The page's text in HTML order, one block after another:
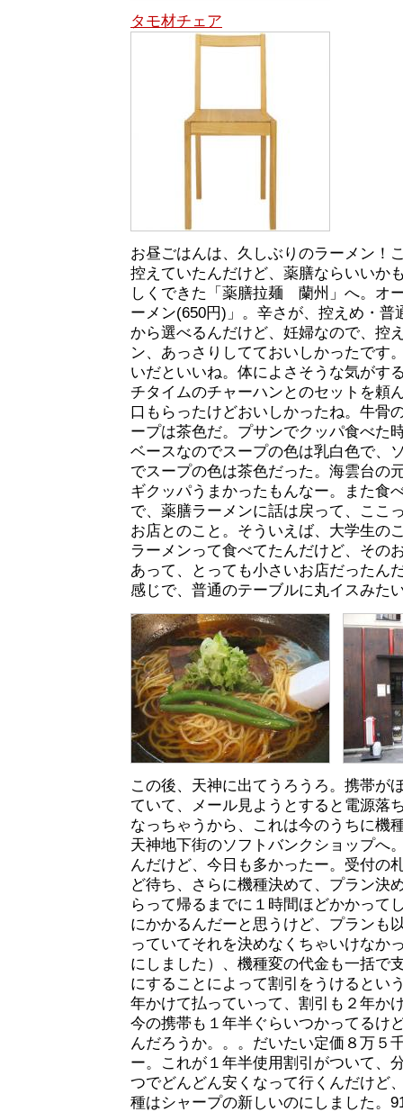
タモ材チェア
お昼ごはんは、久しぶりのラーメン！
控えていたんだけど、薬膳ならいいか
しくできた「薬膳拉麺 蘭州」へ。オ
ーメン(650円)」。辛さが、控えめ・普
から選べるんだけど、妊婦なので、控
ン、あっさりしてておいしかったです
いだといいね。体によさそうな気がす
チタイムのチャーハンとのセットを頼
口もらったけどおいしかったね。牛骨
ープは茶色だ。プサンでクッパ食べた
ベースなのでスープの色は乳白色で、
でスープの色は茶色だった。海雲台の
ギクッパうまかったもんなー。また食
で、薬膳ラーメンに話は戻って、ここ
お店とのこと。そういえば、大学生の
ラーメンって食べてたんだけど、その
あって、とっても小さいお店だったん
感じで、普通のテーブルに丸イスみた
この後、天神に出てうろうろ。携帯が
ていて、メール見ようとすると電源落
なっちゃうから、これは今のうちに機
天神地下街のソフトバンクショップへ
んだけど、今日も多かったー。受付の
ど待ち、さらに機種決めて、プラン決
らって帰るまでに１時間ほどかかって
にかかるんだーと思うけど、プランも
っていてそれを決めなくちゃいけなか
にしました）、機種変の代金も一括で
にすることによって割引をうけるとい
年かけて払っていって、割引も２年か
今の携帯も１年半ぐらいつかってるけ
んだろうか。。。だいたい定価８万５
ー。これが１年半使用割引がついて、
つでどんどん安くなって行くんだけど
種はシャープの新しいのにしました。